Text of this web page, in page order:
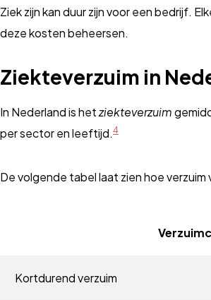
Ziek zijn kan duur zijn voor een bedrijf.
deze kosten beheersen.
Ziekteverzuim in
In Nederland is hetziekteverzuim
per sector en leeftijd.4
De volgende tabel laat zien hoe
Kortdurend verzuim